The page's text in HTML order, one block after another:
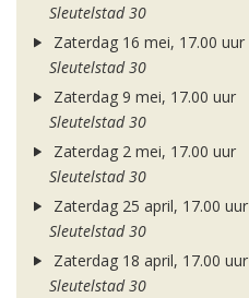
Sleutelstad 30
Zaterdag 16 mei, 17.00 uur
Sleutelstad 30
Zaterdag 9 mei, 17.00 uur
Sleutelstad 30
Zaterdag 2 mei, 17.00 uur
Sleutelstad 30
Zaterdag 25 april, 17.00 uur
Sleutelstad 30
Zaterdag 18 april, 17.00 uur
Sleutelstad 30